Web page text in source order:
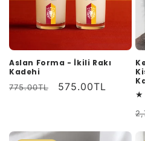
:
Aslan Forma - İkili Rakı
Kadehi
Normal
775.00TL
İndirimli
575.00TL